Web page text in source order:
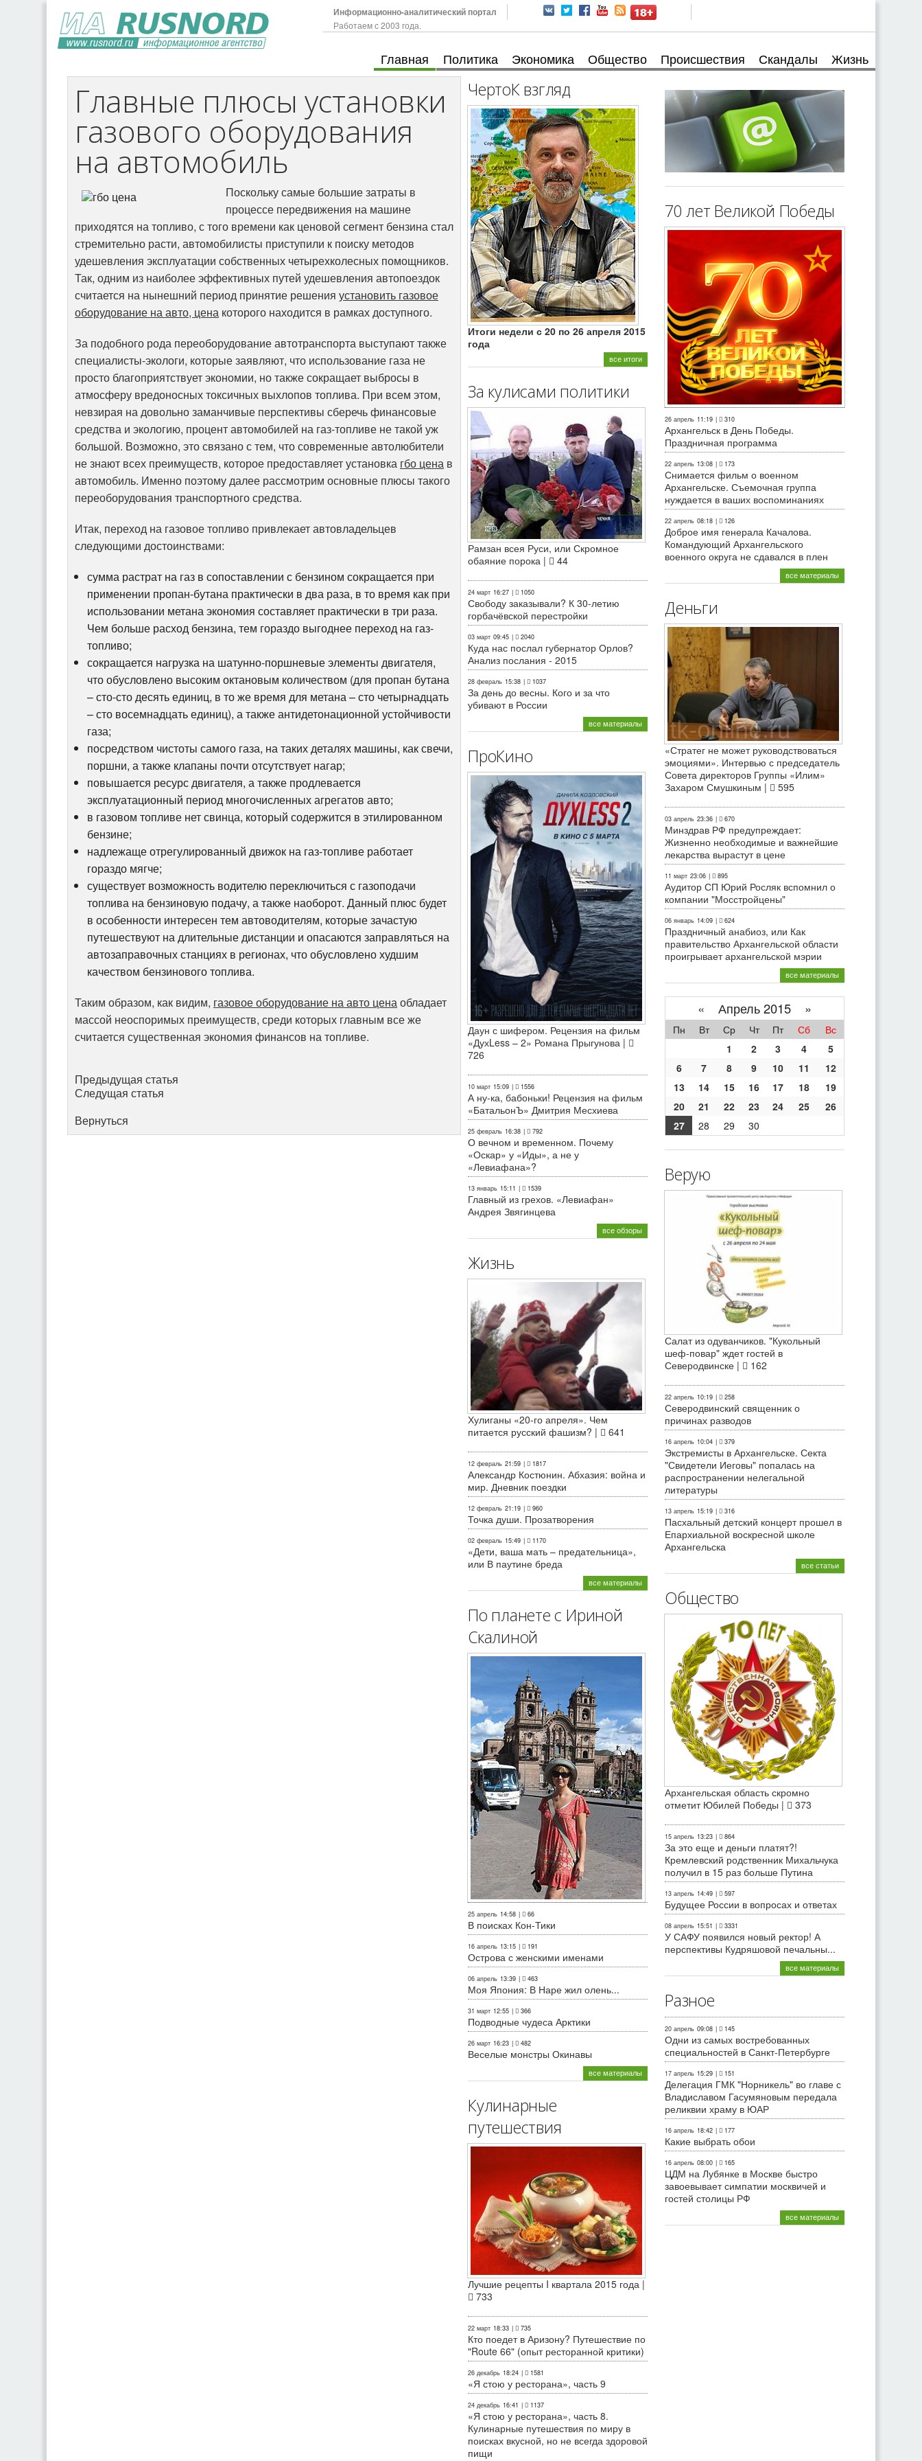
Информационно-аналитический портал
Работаем с 2003 года.
Главная Политика Экономика Общество Происшествия Скандалы Жизнь
Главные плюсы установки
газового оборудования
на автомобиль
Поскольку самые большие затраты в
процессе передвижения на машине
приходятся на топливо, с того времени как ценовой сегмент бензина стал
стремительно расти, автомобилисты приступили к поиску методов
удешевления эксплуатации собственных четырехколесных помощников.
Так, одним из наиболее эффективных путей удешевления автопоездок
считается на нынешний период принятие решения установить газовое
оборудование на авто, цена которого находится в рамках доступного.
За подобного рода переоборудование автотранспорта выступают также
специалисты-экологи, которые заявляют, что использование газа не
просто благоприятствует экономии, но также сокращает выбросы в
атмосферу вредоносных токсичных выхлопов топлива. При всем этом,
невзирая на довольно заманчивые перспективы сберечь финансовые
средства и экологию, процент автомобилей на газ-топливе не такой уж
большой. Возможно, это связано с тем, что современные автолюбители
не знают всех преимуществ, которое предоставляет установка гбо цена в
автомобиль. Именно поэтому далее рассмотрим основные плюсы такого
переоборудования транспортного средства.
Итак, переход на газовое топливо привлекает автовладельцев
следующими достоинствами:
сумма растрат на газ в сопоставлении с бензином сокращается при
применении пропан-бутана практически в два раза, в то время как при
использовании метана экономия составляет практически в три раза.
Чем больше расход бензина, тем гораздо выгоднее переход на газ-
топливо;
сокращается нагрузка на шатунно-поршневые элементы двигателя,
что обусловлено высоким октановым количеством (для пропан бутана
– сто-сто десять единиц, в то же время для метана – сто четырнадцать
– сто восемнадцать единиц), а также антидетонационной устойчивости
газа;
посредством чистоты самого газа, на таких деталях машины, как свечи,
поршни, а также клапаны почти отсутствует нагар;
повышается ресурс двигателя, а также продлевается
эксплуатационный период многочисленных агрегатов авто;
в газовом топливе нет свинца, который содержится в этилированном
бензине;
надлежаще отрегулированный движок на газ-топливе работает
гораздо мягче;
существует возможность водителю переключиться с газоподачи
топлива на бензиновую подачу, а также наоборот. Данный плюс будет
в особенности интересен тем автоводителям, которые зачастую
путешествуют на длительные дистанции и опасаются заправляться на
автозаправочных станциях в регионах, что обусловлено худшим
качеством бензинового топлива.
Таким образом, как видим, газовое оборудование на авто ценаобладает
массой неоспоримых преимуществ, среди которых главным все же
считается существенная экономия финансов на топливе.
Предыдущая статья
Следущая статья
Вернуться
ЧертоК взгляд
Итоги недели с 20 по 26 апреля 2015
года
все итоги
За кулисами политики
Рамзан всея Руси, или Скромное
обаяние порока |
44
24 март 16:27 | 1050
Свободу заказывали? К 30-летию
горбачёвской перестройки
03 март 09:45 | 2040
Куда нас послал губернатор Орлов?
Анализ послания - 2015
28 февраль 15:38 | 1037
За день до весны. Кого и за что
убивают в России
все материалы
ПроКино
Даун с шифером. Рецензия на фильм
«ДухLess – 2» Романа Прыгунова |
726
10 март 15:09 | 1556
А ну-ка, бабоньки! Рецензия на фильм
«БатальонЪ» Дмитрия Месхиева
25 февраль 16:38 | 792
О вечном и временном. Почему
«Оскар» у «Иды», а не у
«Левиафана»?
13 январь 15:11 | 1539
Главный из грехов. «Левиафан»
Андрея Звягинцева
все обзоры
Жизнь
Хулиганы «20-го апреля». Чем
питается русский фашизм? |
641
12 февраль 21:59 | 1817
Александр Костюнин. Абхазия: война и
мир. Дневник поездки
12 февраль 21:19 | 960
Точка души. Прозатворения
02 февраль 15:49 | 1170
«Дети, ваша мать – предательница»,
или В паутине бреда
все материалы
По планете с Ириной
Скалиной
25 апрель 14:58 | 66
В поисках Кон-Тики
16 апрель 13:15 | 191
Острова с женскими именами
06 апрель 13:39 | 463
Моя Япония: В Наре жил олень...
31 март 12:55 | 366
Подводные чудеса Арктики
26 март 16:23 | 482
Веселые монстры Окинавы
все материалы
Кулинарные
путешествия
Лучшие рецепты I квартала 2015 года |
733
22 март 18:33 | 735
Кто поедет в Аризону? Путешествие по
"Route 66" (опыт ресторанной критики)
26 декабрь 18:24 | 1581
«Я стою у ресторана», часть 9
24 декабрь 16:41 | 1137
«Я стою у ресторана», часть 8.
Кулинарные путешествия по миру в
поисках вкусной, но не всегда здоровой
пищи
70 лет Великой Победы
26 апрель 11:19 | 310
Архангельск в День Победы.
Праздничная программа
22 апрель 13:08 | 173
Снимается фильм о военном
Архангельске. Съемочная группа
нуждается в ваших воспоминаниях
22 апрель 08:18 | 126
Доброе имя генерала Качалова.
Командующий Архангельского
военного округа не сдавался в плен
все материалы
Деньги
«Стратег не может руководствоваться
эмоциями». Интервью с председатель
Совета директоров Группы «Илим»
Захаром Смушкиным |
595
03 апрель 23:36 | 670
Минздрав РФ предупреждает:
Жизненно необходимые и важнейшие
лекарства вырастут в цене
11 март 23:06 | 895
Аудитор СП Юрий Росляк вспомнил о
компании "Мосстройцены"
06 январь 14:09 | 624
Праздничный анабиоз, или Как
правительство Архангельской области
проигрывает архангельской мэрии
все материалы
« Апрель 2015 »
Пн Вт Ср Чт Пт Сб
Вс
1
2 3 4
5
6
7 8 9 10 11
12
13
14 15 16 17 18
19
20
21 22 23 24 25
26
27
28 29 30
Верую
Салат из одуванчиков. "Кукольный
шеф-повар" ждет гостей в
Северодвинске |
162
22 апрель 10:19 | 258
Северодвинский священник о
причинах разводов
16 апрель 10:04 | 379
Экстремисты в Архангельске. Секта
"Свидетели Иеговы" попалась на
распространении нелегальной
литературы
13 апрель 15:19 | 316
Пасхальный детский концерт прошел в
Епархиальной воскресной школе
Архангельска
все статьи
Общество
Архангельская область скромно
отметит Юбилей Победы |
373
15 апрель 13:23 | 864
За это еще и деньги платят?!
Кремлевский родственник Михальчука
получил в 15 раз больше Путина
13 апрель 14:49 | 597
Будущее России в вопросах и ответах
08 апрель 15:51 | 3331
У САФУ появился новый ректор! А
перспективы Кудряшовой печальны...
все материалы
Разное
20 апрель 09:08 | 145
Одни из самых востребованных
специальностей в Санкт-Петербурге
17 апрель 15:29 | 151
Делегация ГМК "Норникель" во главе с
Владиславом Гасумяновым передала
реликвии храму в ЮАР
16 апрель 18:42 | 177
Какие выбрать обои
16 апрель 08:00 | 165
ЦДМ на Лубянке в Москве быстро
завоевывает симпатии москвичей и
гостей столицы РФ
все материалы